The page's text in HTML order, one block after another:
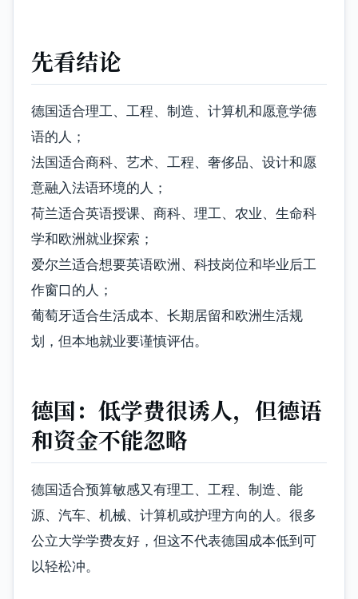
先看结论
德国适合理工、工程、制造、计算机和愿意学德
语的人；
法国适合商科、艺术、工程、奢侈品、设计和愿
意融入法语环境的人；
荷兰适合英语授课、商科、理工、农业、生命科
学和欧洲就业探索；
爱尔兰适合想要英语欧洲、科技岗位和毕业后工
作窗口的人；
葡萄牙适合生活成本、长期居留和欧洲生活规
划，但本地就业要谨慎评估。
德国：低学费很诱人，但德语
和资金不能忽略
德国适合预算敏感又有理工、工程、制造、能
源、汽车、机械、计算机或护理方向的人。很多
公立大学学费友好，但这不代表德国成本低到可
以轻松冲。